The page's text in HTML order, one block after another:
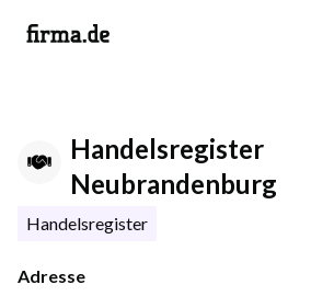
Handelsregister
Neubrandenburg
Handelsregister
Adresse